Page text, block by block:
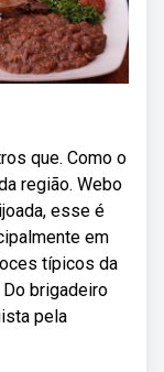
que. Como o
região. Webo
esse é
em
típicos da
brigadeiro
pela